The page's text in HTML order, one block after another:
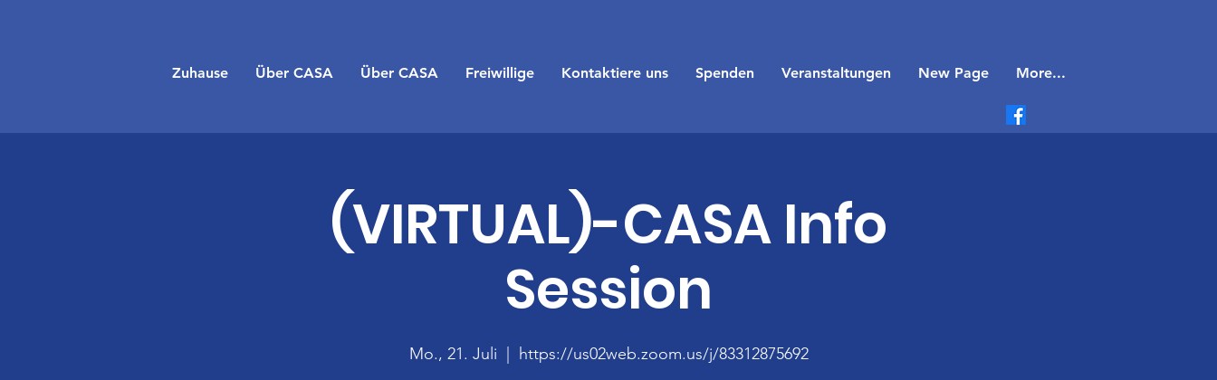
Zuhause Über CASA Über CASA Freiwillige Kontaktiere uns Spenden Veranstaltungen New Page More...
(VIRTUAL)-CASA Info
Session
Mo., 21. Juli https://us02web.zoom.us/j/83312875692